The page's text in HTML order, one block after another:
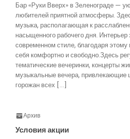
Бар «Руки Вверх» в Зеленограде —
любителей приятной атмосферы.
музыка, располагающая к
насыщенного рабочего дня.
современном стиле, благодаря этому
себя комфортно и свободно.Здесь
тематические вечеринки, концерты
музыкальные вечера,
горожан всех […]
Архив
Условия акции